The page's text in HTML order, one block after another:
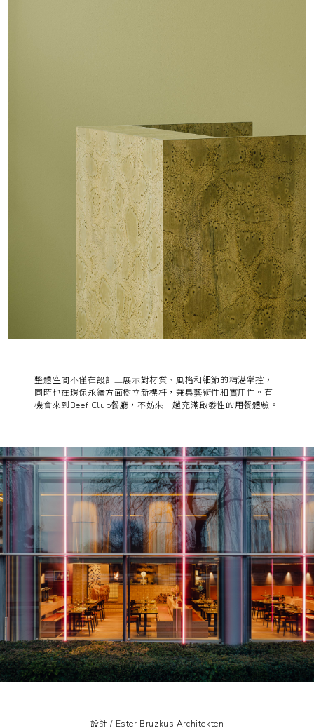
整體空間不僅在設計上展示對材質、風格和細節的精湛掌控，
同時也在環保永續方面樹立新標杆，兼具藝術性和實用性。有
機會來到Beef Club餐廳，不妨來一趟充滿啟發性的用餐體驗。
設計 / Ester Bruzkus Architekten